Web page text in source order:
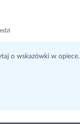
o wskazówki w opiece.